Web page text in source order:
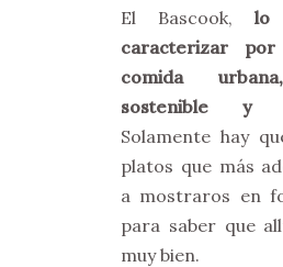
El Bascook, lo
caracterizar
comida
sostenible y
Solamente hay
platos que más
a mostraros en
para saber que
muy bien.